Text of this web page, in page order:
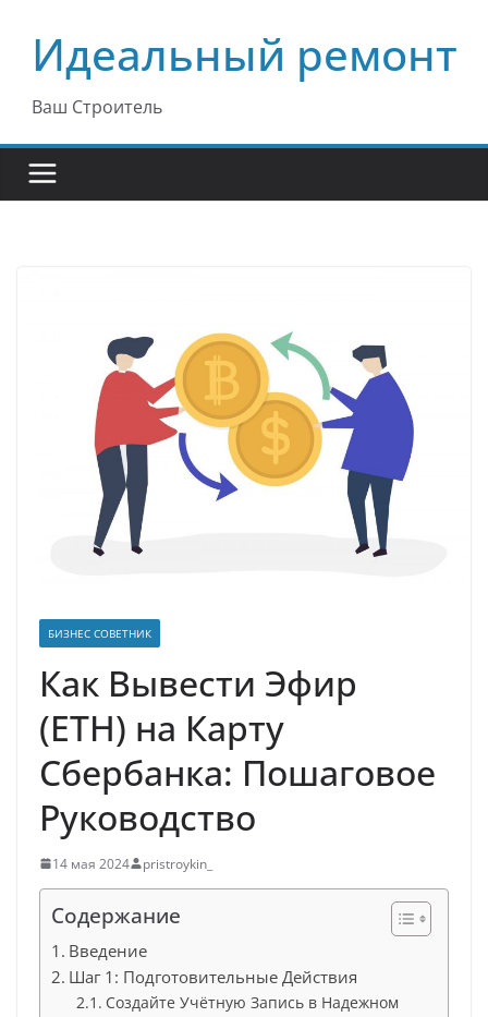
содержимому
Идеальный ремонт
Ваш Строитель
БИЗНЕС СОВЕТНИК
Как Вывести Эфир
(ETH) на Карту
Сбербанка: Пошаговое
Руководство
14 мая 2024 pristroykin_
Содержание
Введение
Шаг 1: Подготовительные Действия
Создайте Учётную Запись в Надежном